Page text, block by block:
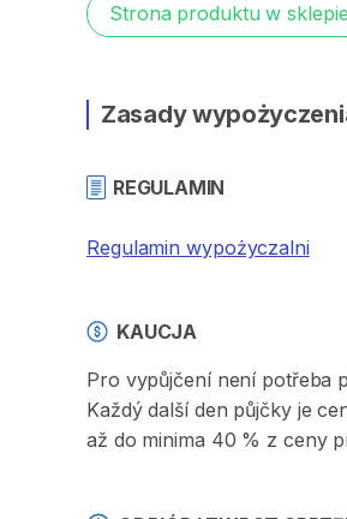
Strona produktu w sklepie
Zasady
REGULAMIN
Regulamin wypożyczalni
KAUCJA
Pro vypůjčení není potřeba
Každý další den půjčky je
až do minima 40 % z ceny